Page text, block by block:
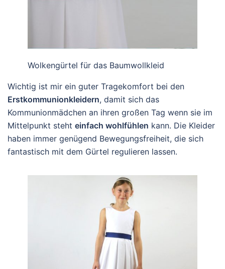
Wolkengürtel für das Baumwollkleid
Wichtig ist mir ein guter Tragekomfort bei den
Erstkommunionkleidern, damit sich das
Kommunionmädchen an ihren großen Tag wenn sie im
Mittelpunkt steht einfach wohlfühlen kann. Die Kleider
haben immer genügend Bewegungsfreiheit, die sich
fantastisch mit dem Gürtel regulieren lassen.